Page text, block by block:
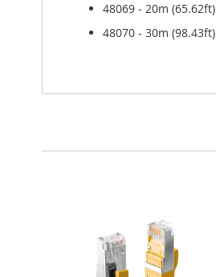
48069 - 20m (65.62ft)
48070 - 30m (98.43ft)